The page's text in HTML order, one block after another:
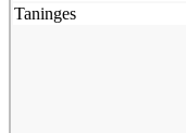
Taninges